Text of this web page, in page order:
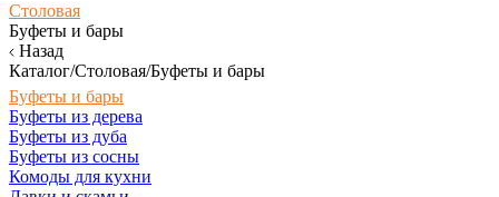
Столовая
Буфеты и бары
Назад
Каталог/Столовая/Буфеты и бары
Буфеты и бары
Буфеты из дерева
Буфеты из дуба
Буфеты из сосны
Комоды для кухни